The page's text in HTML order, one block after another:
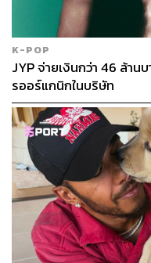
K-POP
JYP จ่ายเงินกว่า 46 ล้าน
รออร์แกนิกในบริษัท